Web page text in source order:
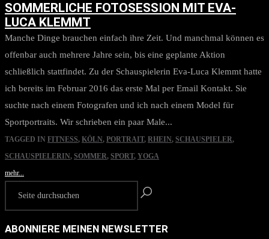
SOMMERLICHE FOTOSESSION MIT EVA-
LUCA KLEMMT
Manche Dinge brauchen einfach ihre Zeit. Und manchmal können es
offenbar auch mehrere Jahre sein, bis eine geplante Aktion
schließlich stattfindet. Zu der Schauspielerin Eva-Luca Klemmt hatte
ich bereits im Februar 2016 das erste Mal per Email Kontakt. Sie
suchte nach einem Fotografen und ich nach einem Model für
Sportportraits. Wir schrieben ein paar Male...
TAGGED IN FITNESS, KÖLN, PORTRAIT, RHEIN, SCHAUSPIELER,
SCHAUSPIELERIN, SOMMER, SPORT, YOGA
mehr...
ABONNIERE MEINEN NEWSLETTER